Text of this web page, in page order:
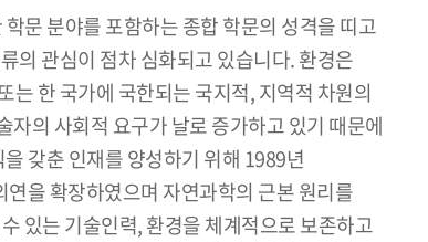
문 분야를 포함하는 종합 학문의 성격을 띠고
의 관심이 점차 심화되고 있습니다. 환경은
한 국가에 국한되는 국지적, 지역적 차원의
의 사회적 요구가 날로 증가하고 있기 때문에
갖춘 인재를 양성하기 위해 1989년
을 확장하였으며 자연과학의 근본 원리를
있는 기술인력, 환경을 체계적으로 보존하고